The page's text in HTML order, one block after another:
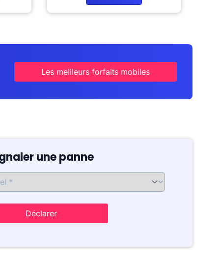
Les meilleurs forfaits mobiles
une panne
Déclarer